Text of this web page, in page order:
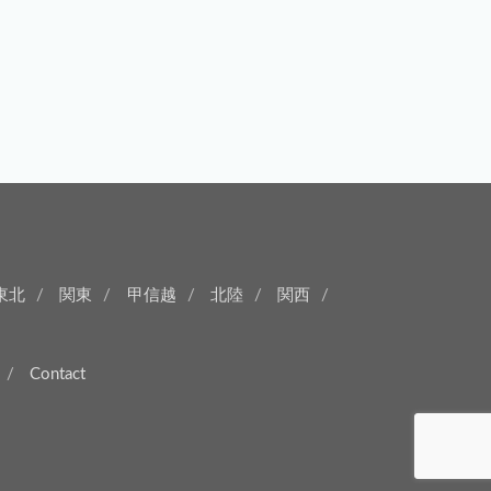
北 関東 甲信越 北陸
関西
Contact